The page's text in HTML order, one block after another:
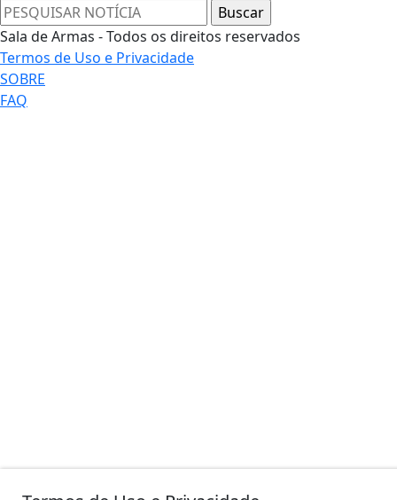
Sala de Armas - Todos os direitos reservados
Termos de Uso e Privacidade
SOBRE
FAQ